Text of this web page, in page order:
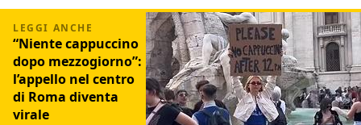
“Niente cappuccino
dopo mezzogiorno”:
l’appello nel centro
di Roma diventa
virale